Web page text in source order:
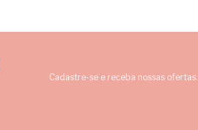
Cadastre-se e receba nossas ofertas.